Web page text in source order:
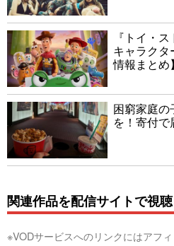
『トイ・
キャラク
情報まとめ】
困窮家庭の
を！寄付で
関連作品を配信サイトで視聴
※VODサービスへのリンクにはアフ